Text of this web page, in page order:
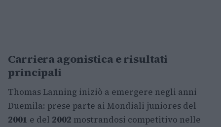
Carriera agonistica e risultati
principali
Thomas Lanning iniziò a emergere negli anni
Duemila: prese parte ai Mondiali juniores del
2001 e del 2002 mostrandosi competitivo nelle